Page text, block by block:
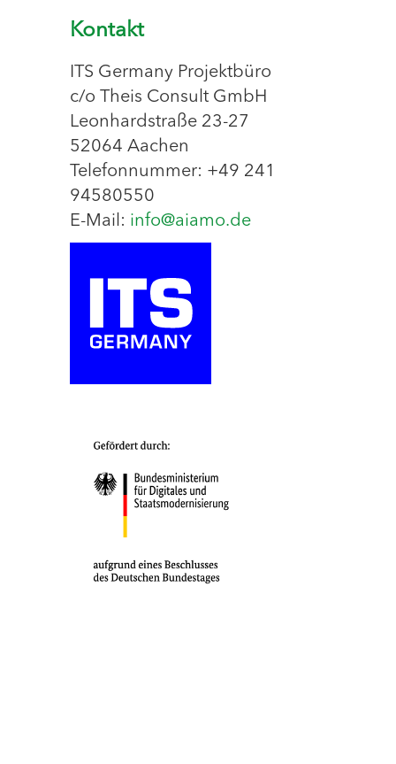
Kontakt
ITS Germany Projektbüro
c/o Theis Consult GmbH
Leonhardstraße 23-27
52064 Aachen
Telefonnummer: +49 241
94580550
E-Mail: info@aiamo.de